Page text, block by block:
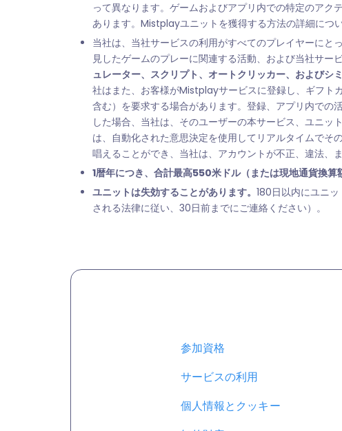
って異なります。ゲームおよびアプリ内での特定のア
あります。Mistplayユニットを獲得する方法の詳細に
当社は、当社サービスの利用がすべてのプレイヤーに
見したゲームのプレーに関連する活動、および当社サー
ュレーター、スクリプト、オートクリッカー、および
社はまた、お客様がMistplayサービスに登録し、ギフト
含む）を要求する場合があります。登録、アプリ内での
した場合、当社は、そのユーザーの本サービス、ユニ
は、自動化された意思決定を使用してリアルタイムで
唱えることができ、当社は、アカウントが不正、違法、
1暦年につき、合計最高550米ドル（または現地通貨換算
ユニットは失効することがあります。 180日以内にユニ
される法律に従い、30日前までにご連絡ください）。
参加資格
サービスの利用
個人情報とクッキー